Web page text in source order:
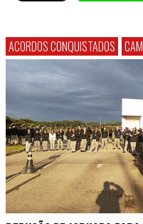
ACORDOS CONQUISTADOS